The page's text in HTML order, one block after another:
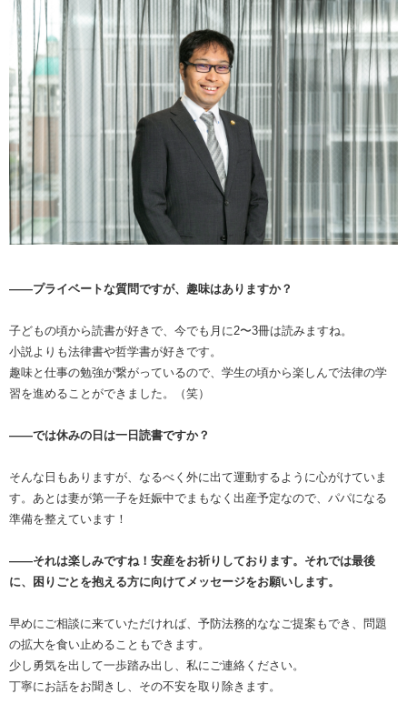
――プライベートな質問ですが、趣味はありますか？
子どもの頃から読書が好きで、今でも月に2〜3冊は読みますね。
小説よりも法律書や哲学書が好きです。
趣味と仕事の勉強が繋がっているので、学生の頃から楽しんで法律の学
習を進めることができました。（笑）
――では休みの日は一日読書ですか？
そんな日もありますが、なるべく外に出て運動するように心がけていま
す。あとは妻が第一子を妊娠中でまもなく出産予定なので、パパになる
準備を整えています！
――それは楽しみですね！安産をお祈りしております。それでは最後
に、困りごとを抱える方に向けてメッセージをお願いします。
早めにご相談に来ていただければ、予防法務的ななご提案もでき、問題
の拡大を食い止めることもできます。
少し勇気を出して一歩踏み出し、私にご連絡ください。
丁寧にお話をお聞きし、その不安を取り除きます。